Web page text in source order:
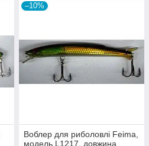
–10%
Воблер для риболовлі Feima,
модель L1217, довжина